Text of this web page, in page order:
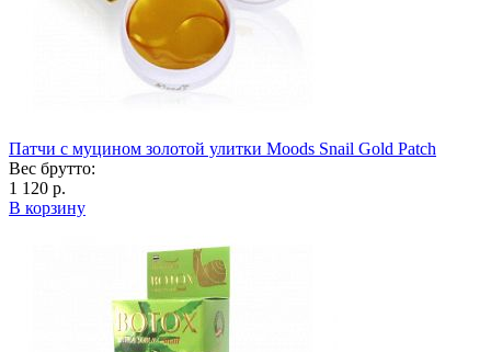
Патчи с муцином золотой улитки Moods Snail Gold Patch
Вес брутто:
1 120 р.
В корзину